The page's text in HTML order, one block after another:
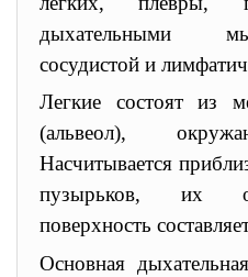
дыхательными
сосудистой и
Легкие состоят из
(альвеол),
Насчитывается
пузырьков, их
поверхность
Основная